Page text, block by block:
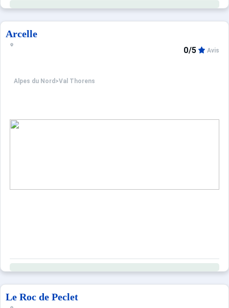
Arcelle
Alpes du Nord >Val Thorens
0/5 Avis
Le Roc de Peclet